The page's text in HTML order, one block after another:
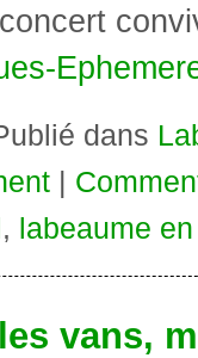
dans
|
, labeaume
vans,